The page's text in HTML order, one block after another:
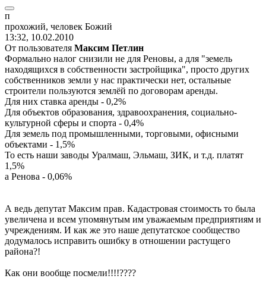
п
прохожий, человек Божий
13:32, 10.02.2010
От пользователя Максим Петлин
Формально налог снизили не для Реновы, а для "земель
находящихся в собственности застройщика", просто других
собственников земли у нас практически нет, остальные
строители пользуются землёй по договорам аренды.
Для них ставка аренды - 0,2%
Для объектов образования, здравоохранения, социально-
культурной сферы и спорта - 0,4%
Для земель под промышленными, торговыми, офисными
объектами - 1,5%
То есть наши заводы Уралмаш, Эльмаш, ЗИК, и т.д. платят
1,5%
а Ренова - 0,06%
А ведь депутат Максим прав. Кадастровая стоимость то была
увеличена и всем упомянутым им уважаемым предприятиям и
учреждениям. И как же это наше депутатское сообщество
додумалось исправить ошибку в отношении растущего
района?!
Как они вообще посмели!!!!????